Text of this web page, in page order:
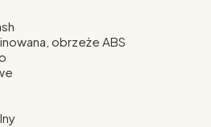
obrzeże ABS